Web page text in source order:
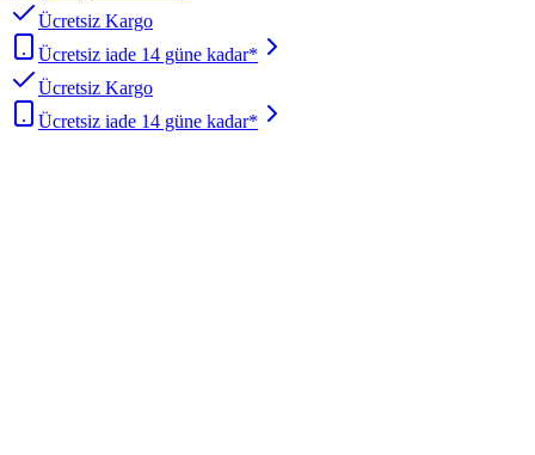
Ücretsiz Kargo
Ücretsiz iade 14 güne kadar*
Ücretsiz Kargo
Ücretsiz iade 14 güne kadar*